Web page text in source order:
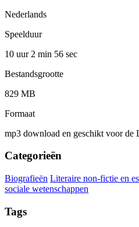
Nederlands
Speelduur
10 uur 2 min 56 sec
Bestandsgrootte
829 MB
Formaat
mp3 download en geschikt voor de
Categorieën
Biografieën Literaire non-fictie en
sociale wetenschappen
Tags